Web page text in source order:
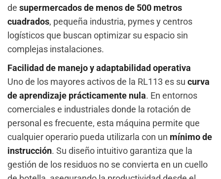
de supermercados de menos de 500 metros
cuadrados, pequeña industria, pymes y centros
logísticos que buscan optimizar su espacio sin
complejas instalaciones.
Facilidad de manejo y adaptabilidad operativa
Uno de los mayores activos de la RL113 es su curva
de aprendizaje prácticamente nula. En entornos
comerciales e industriales donde la rotación de
personal es frecuente, esta máquina permite que
cualquier operario pueda utilizarla con un mínimo de
instrucción. Su diseño intuitivo garantiza que la
gestión de los residuos no se convierta en un cuello